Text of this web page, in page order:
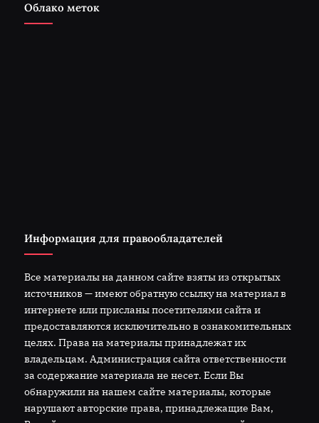
Облако меток
Информация для правообладателей
Все материалы на данном сайте взяты из открытых
источников — имеют обратную ссылку на материал в
интернете или присланы посетителями сайта и
предоставляются исключительно в ознакомительных
целях. Права на материалы принадлежат их
владельцам. Администрация сайта ответственности
за содержание материала не несет. Если Вы
обнаружили на нашем сайте материалы, которые
нарушают авторские права, принадлежащие Вам,